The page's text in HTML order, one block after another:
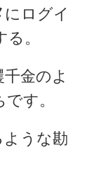
にログイ
。
金のよ
す。
うな勘